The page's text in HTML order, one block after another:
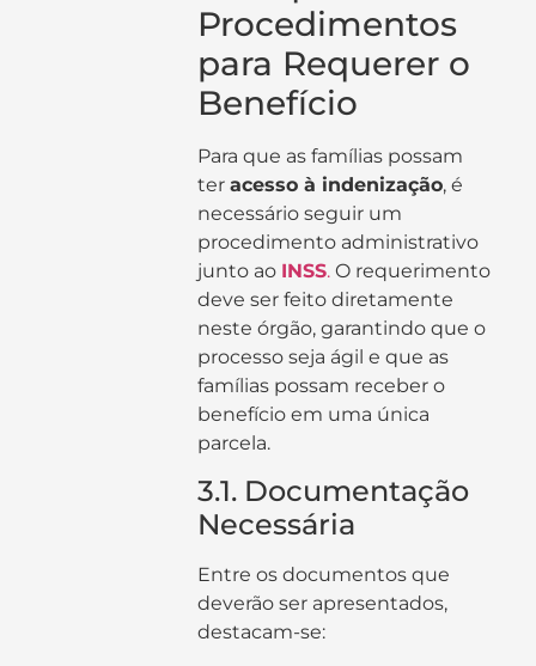
Procedimentos
para Requerer o
Benefício
Para que as famílias possam
ter acesso à indenização, é
necessário seguir um
procedimento administrativo
junto ao INSS. O requerimento
deve ser feito diretamente
neste órgão, garantindo que o
processo seja ágil e que as
famílias possam receber o
benefício em uma única
parcela.
3.1. Documentação
Necessária
Entre os documentos que
deverão ser apresentados,
destacam-se: